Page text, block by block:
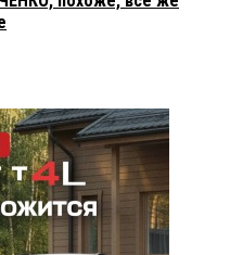
не сможет сделать.
месте.
без стеснения до